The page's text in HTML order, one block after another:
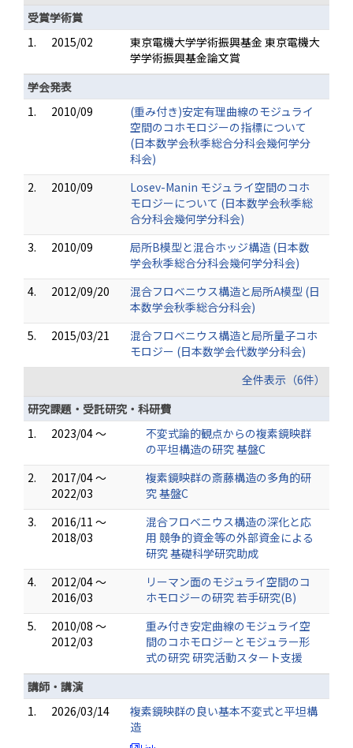
受賞学術賞
1.
2015/02
東京電機大学学術振興基金 東京電機大
学学術振興基金論文賞
学会発表
1.
2010/09
(重み付き)安定有理曲線のモジュライ
空間のコホモロジーの指標について
(日本数学会秋季総合分科会幾何学分
科会)
2.
2010/09
Losev-Manin モジュライ空間のコホ
モロジーについて (日本数学会秋季総
合分科会幾何学分科会)
3.
2010/09
局所B模型と混合ホッジ構造 (日本数
学会秋季総合分科会幾何学分科会)
4.
2012/09/20
混合フロベニウス構造と局所A模型 (日
本数学会秋季総合分科会)
5.
2015/03/21
混合フロベニウス構造と局所量子コホ
モロジー (日本数学会代数学分科会)
全件表示（6件）
研究課題・受託研究・科研費
1.
2023/04 ～
不変式論的観点からの複素鏡映群
の平坦構造の研究 基盤C
2.
2017/04 ～
2022/03
複素鏡映群の斎藤構造の多角的研
究 基盤C
3.
2016/11 ～
2018/03
混合フロベニウス構造の深化と応
用 競争的資金等の外部資金による
研究 基礎科学研究助成
4.
2012/04 ～
2016/03
リーマン面のモジュライ空間のコ
ホモロジーの研究 若手研究(B)
5.
2010/08 ～
2012/03
重み付き安定曲線のモジュライ空
間のコホモロジーとモジュラー形
式の研究 研究活動スタート支援
講師・講演
1.
2026/03/14
複素鏡映群の良い基本不変式と平坦構
造